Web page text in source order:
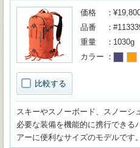
比較する
価格
品番
重量
1030g
カラー
スキーやスノーボード、スノーシ
必要な装備を機能的に携行できる
アーに便利なサイズのモデルです。